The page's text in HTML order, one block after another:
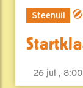
Steenuil
26 jul , 8:00